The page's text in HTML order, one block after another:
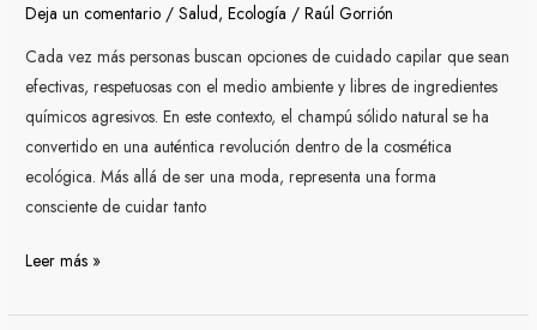
Deja un comentario /Salud,Ecología /Raúl Gorrión
Cada vez más personas buscan opciones de cuidado capilar que sean
efectivas, respetuosas con el medio ambiente y libres de ingredientes
químicos agresivos. En este contexto, el champú sólido natural se ha
convertido en una auténtica revolución dentro de la cosmética
ecológica. Más allá de ser una moda, representa una forma
consciente de cuidar tanto
tu
cabello
y
el
planeta
Leer más »